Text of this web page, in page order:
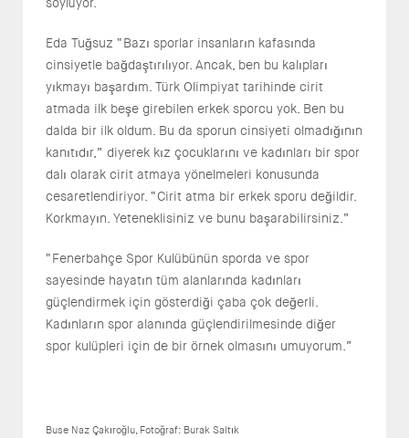
Eda Tuğsuz “Bazı sporlar insanların kafasında
cinsiyetle bağdaştırılıyor. Ancak, ben bu kalıpları
yıkmayı başardım. Türk Olimpiyat tarihinde cirit
atmada ilk beşe girebilen erkek sporcu yok. Ben bu
dalda bir ilk oldum. Bu da sporun cinsiyeti olmadığının
kanıtıdır,” diyerek kız çocuklarını ve kadınları bir spor
dalı olarak cirit atmaya yönelmeleri konusunda
cesaretlendiriyor. “Cirit atma bir erkek sporu değildir.
Korkmayın. Yeteneklisiniz ve bunu başarabilirsiniz.”
“Fenerbahçe Spor Kulübünün sporda ve spor
sayesinde hayatın tüm alanlarında kadınları
güçlendirmek için gösterdiği çaba çok değerli.
Kadınların spor alanında güçlendirilmesinde diğer
spor kulüpleri için de bir örnek olmasını umuyorum.”
Buse Naz Çakıroğlu, Fotoğraf: Burak Saltık